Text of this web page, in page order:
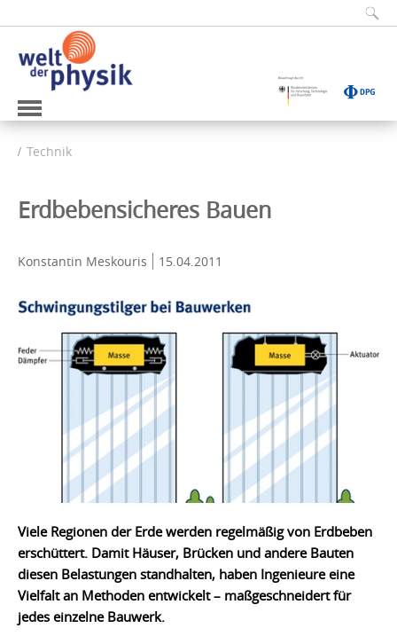
Technik
Erdbebensicheres Bauen
Konstantin Meskouris 15.04.2011
Viele Regionen der Erde werden regelmäßig von Erdbeben
erschüttert. Damit Häuser, Brücken und andere Bauten
diesen Belastungen standhalten, haben Ingenieure eine
Vielfalt an Methoden entwickelt – maßgeschneidert für
jedes einzelne Bauwerk.